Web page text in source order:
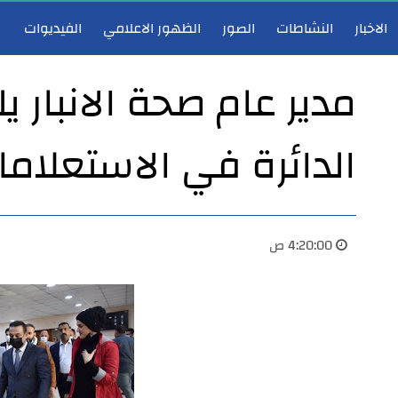
الاخبار النشاطات الصور الظهور الاعلامي الفيديوات
مدير عام صحة
الدائرة في
4:20:00 ص